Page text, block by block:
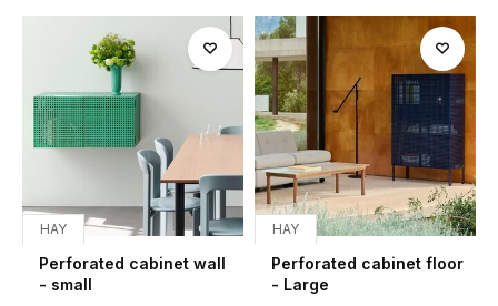
HAY
Perforated cabinet wall
- small
HAY
Perforated cabinet floor
- Large